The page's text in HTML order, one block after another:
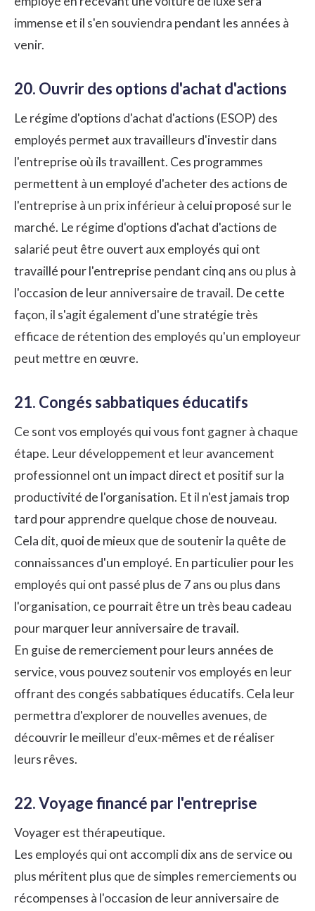
immense et il s'en souviendra pendant les années à
venir.
20. Ouvrir des options d'achat d'actions
Le régime d'options d'achat d'actions (ESOP) des
employés permet aux travailleurs d'investir dans
l'entreprise où ils travaillent. Ces programmes
permettent à un employé d'acheter des actions de
l'entreprise à un prix inférieur à celui proposé sur le
marché. Le régime d'options d'achat d'actions de
salarié peut être ouvert aux employés qui ont
travaillé pour l'entreprise pendant cinq ans ou plus à
l'occasion de leur anniversaire de travail. De cette
façon, il s'agit également d'une stratégie très
efficace de rétention des employés qu'un employeur
peut mettre en œuvre.
21. Congés sabbatiques éducatifs
Ce sont vos employés qui vous font gagner à chaque
étape. Leur développement et leur avancement
professionnel ont un impact direct et positif sur la
productivité de l'organisation. Et il n'est jamais trop
tard pour apprendre quelque chose de nouveau.
Cela dit, quoi de mieux que de soutenir la quête de
connaissances d'un employé. En particulier pour les
employés qui ont passé plus de 7 ans ou plus dans
l'organisation, ce pourrait être un très beau cadeau
pour marquer leur anniversaire de travail.
En guise de remerciement pour leurs années de
service, vous pouvez soutenir vos employés en leur
offrant des congés sabbatiques éducatifs. Cela leur
permettra d'explorer de nouvelles avenues, de
découvrir le meilleur d'eux-mêmes et de réaliser
leurs rêves.
22. Voyage financé par l'entreprise
Voyager est thérapeutique.
Les employés qui ont accompli dix ans de service ou
plus méritent plus que de simples remerciements ou
récompenses à l'occasion de leur anniversaire de